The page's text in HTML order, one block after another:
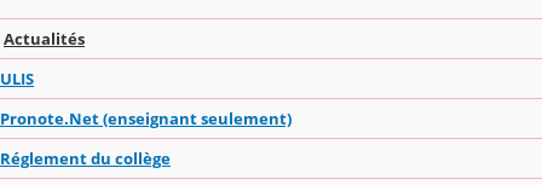
Actualités
ULIS
Pronote.Net (enseignant seulement)
Réglement du collège